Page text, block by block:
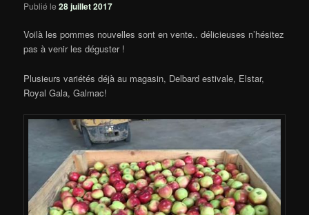
Publié le28 juillet 2017
Voilà les pommes nouvelles sont en vente.. délicieuses n’hésitez
pas à venir les déguster !
Plusieurs variétés déjà au magasin, Delbard estivale, Elstar,
Royal Gala, Galmac!